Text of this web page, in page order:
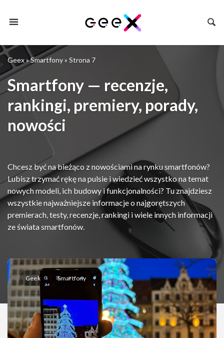
Geex»Smartfony» Strona 7
Smartfony — recenzje,
rankingi, premiery, porady,
nowości
Chcesz być na bieżąco z nowościami na rynku smartfonów?
Lubisz trzymać rękę na pulsie i wiedzieć wszystko na temat
nowych modeli, ich budowy i funkcjonalności? Tu znajdziesz
wszystkie najważniejsze informacje o najgorętszych
premierach, testy, recenzje, rankingi i wiele innych informacji
ze świata smartfonów.
Geek Smartfony